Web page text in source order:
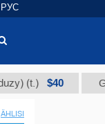
$40 Garyşyk
ÄHLISI
РУС